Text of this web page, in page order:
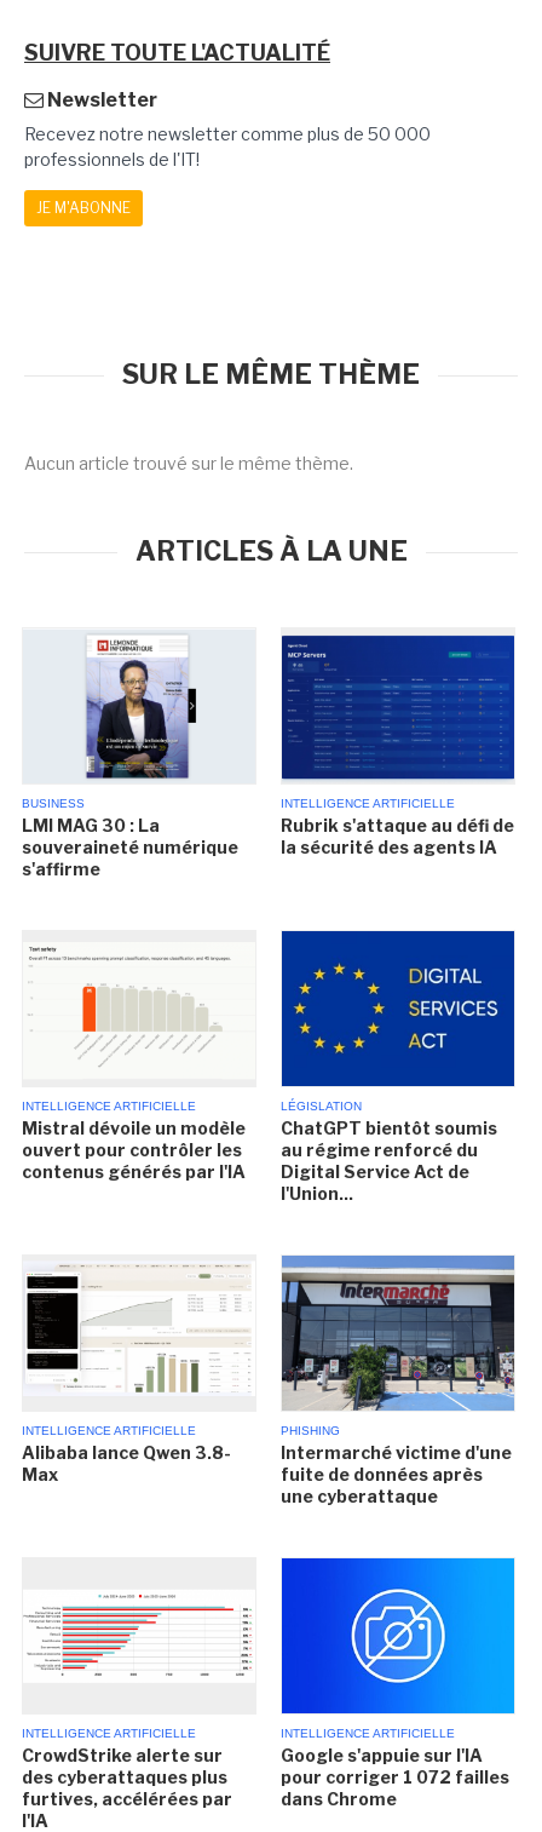
SUIVRE TOUTE L'ACTUALITÉ
Newsletter
Recevez notre newsletter comme plus de 50 000
professionnels de l'IT!
JE M'ABONNE
SUR LE MÊME THÈME
Aucun article trouvé sur le même thème.
ARTICLES À LA UNE
BUSINESS
LMI MAG 30 : La
souveraineté numérique
s'affirme
INTELLIGENCE ARTIFICIELLE
Rubrik s'attaque au défi de
la sécurité des agents IA
INTELLIGENCE ARTIFICIELLE
Mistral dévoile un modèle
ouvert pour contrôler les
contenus générés par l'IA
LÉGISLATION
ChatGPT bientôt soumis
au régime renforcé du
Digital Service Act de
l'Union...
INTELLIGENCE ARTIFICIELLE
Alibaba lance Qwen 3.8-
Max
PHISHING
Intermarché victime d'une
fuite de données après
une cyberattaque
INTELLIGENCE ARTIFICIELLE
CrowdStrike alerte sur
des cyberattaques plus
furtives, accélérées par
l'IA
INTELLIGENCE ARTIFICIELLE
Google s'appuie sur l'IA
pour corriger 1 072 failles
dans Chrome